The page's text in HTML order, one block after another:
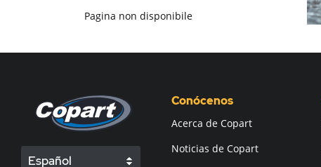
Pagina non disponibile
Español
Conócenos
Acerca de Copart
Noticias de Copart